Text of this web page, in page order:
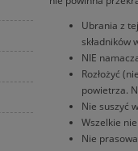
Ubrania z
składników
NIE
Rozłożyć
powietrza.
Nie suszyć
Wszelkie
Nie